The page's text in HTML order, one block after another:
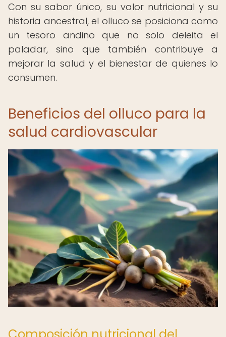
Con su sabor único, su valor nutricional y su
historia ancestral, el olluco se posiciona como
un tesoro andino que no solo deleita el
paladar, sino que también contribuye a
mejorar la salud y el bienestar de quienes lo
consumen.
Beneficios del olluco para la
salud cardiovascular